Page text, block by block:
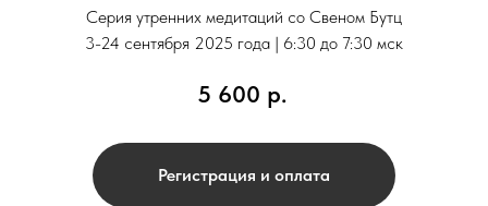
Серия утренних медитаций со Свеном Бутц
3-24 сентября 2025 года | 6:30 до 7:30 мск
5 600 р.
Регистрация и оплата